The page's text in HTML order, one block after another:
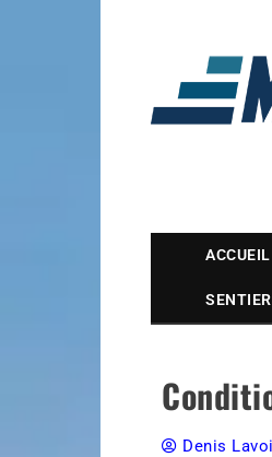
ACCUEIL
Denis